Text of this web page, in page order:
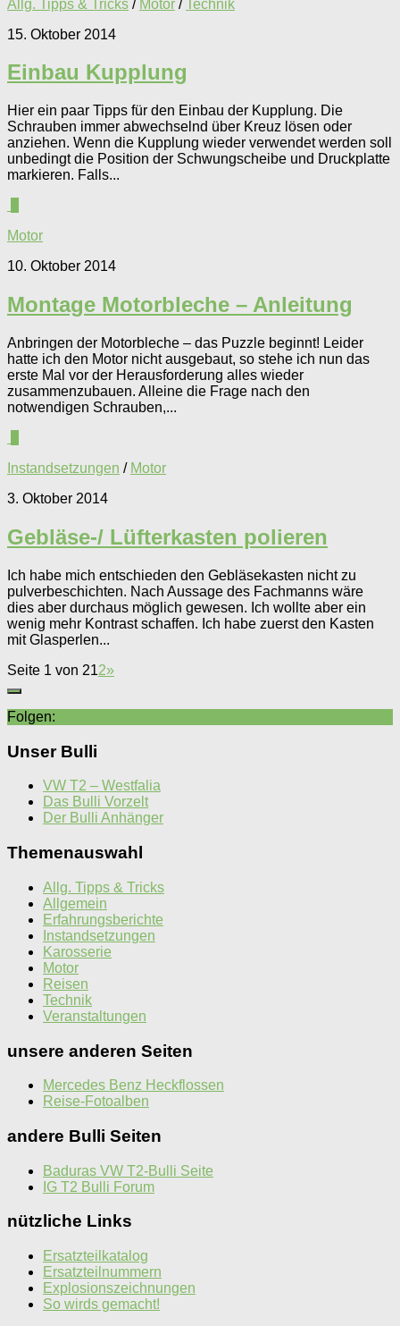
Allg. Tipps & Tricks / Motor /
Technik
15. Oktober 2014
Einbau Kupplung
Hier ein paar Tipps für den Einbau der Kupplung. Die
Schrauben immer abwechselnd über Kreuz lösen oder
anziehen. Wenn die Kupplung wieder verwendet werden soll
unbedingt die Position der Schwungscheibe und Druckplatte
markieren. Falls...
Motor
10. Oktober 2014
Montage Motorbleche – Anleitung
Anbringen der Motorbleche – das Puzzle beginnt! Leider
hatte ich den Motor nicht ausgebaut, so stehe ich nun das
erste Mal vor der Herausforderung alles wieder
zusammenzubauen. Alleine die Frage nach den
notwendigen Schrauben,...
Instandsetzungen / Motor
3. Oktober 2014
Gebläse-/ Lüfterkasten polieren
Ich habe mich entschieden den Gebläsekasten nicht zu
pulverbeschichten. Nach Aussage des Fachmanns wäre
dies aber durchaus möglich gewesen. Ich wollte aber ein
wenig mehr Kontrast schaffen. Ich habe zuerst den Kasten
mit Glasperlen...
Seite 1 von 212»
Folgen:
Unser Bulli
VW T2 – Westfalia
Das Bulli Vorzelt
Der Bulli Anhänger
Themenauswahl
Allg. Tipps & Tricks
Allgemein
Erfahrungsberichte
Instandsetzungen
Karosserie
Motor
Reisen
Technik
Veranstaltungen
unsere anderen Seiten
Mercedes Benz Heckflossen
Reise-Fotoalben
andere Bulli Seiten
Baduras VW T2-Bulli Seite
IG T2 Bulli Forum
nützliche Links
Ersatzteilkatalog
Ersatzteilnummern
Explosionszeichnungen
So wirds gemacht!